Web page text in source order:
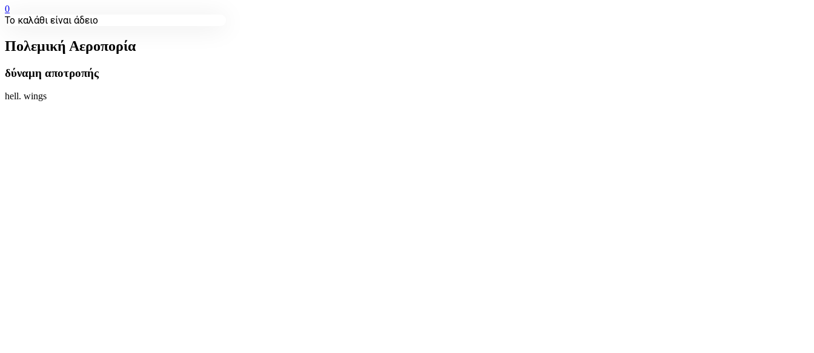
0
Το καλάθι είναι άδειο
Πολεμική Αεροπορία
δύναμη αποτροπής
hell. wings